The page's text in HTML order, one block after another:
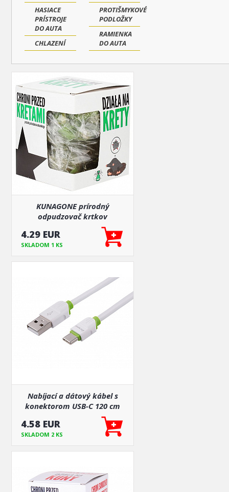
HASIACE
PRÍSTROJE
DO AUTA
CHLAZENÍ
PROTIŠMYKOVÉ
PODLOŽKY
RAMIENKA
DO AUTA
KUNAGONE prírodný
odpudzovač krtkov
4.29 EUR
SKLADOM 1 KS
Nabíjací a dátový kábel s
konektorom USB-C 120 cm
4.58 EUR
SKLADOM 2 KS